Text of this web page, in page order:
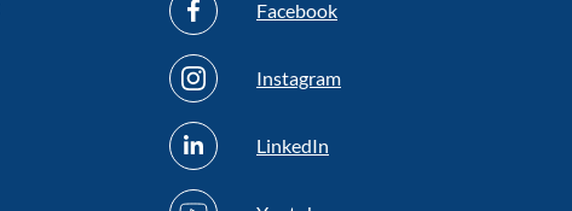
Facebook
Instagram
LinkedIn